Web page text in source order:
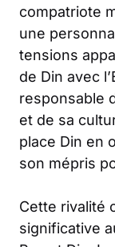
compatriote
une
tensions
de Din avec
responsable
et de sa
place Din en
son mépris
Cette rivalité
significative